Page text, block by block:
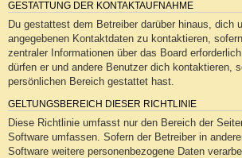
GESTATTUNG DER KONTAKTAUFNAHME
Du gestattest dem Betreiber darüber hinaus, dich
angegebenen Kontaktdaten zu kontaktieren,
zentraler Informationen über das Board
dürfen er und andere Benutzer dich kontaktieren,
persönlichen Bereich gestattet hast.
GELTUNGSBEREICH DIESER RICHTLINIE
Diese Richtlinie umfasst nur den Bereich der
Software umfassen. Sofern der Betreiber in
Software weitere personenbezogene Daten